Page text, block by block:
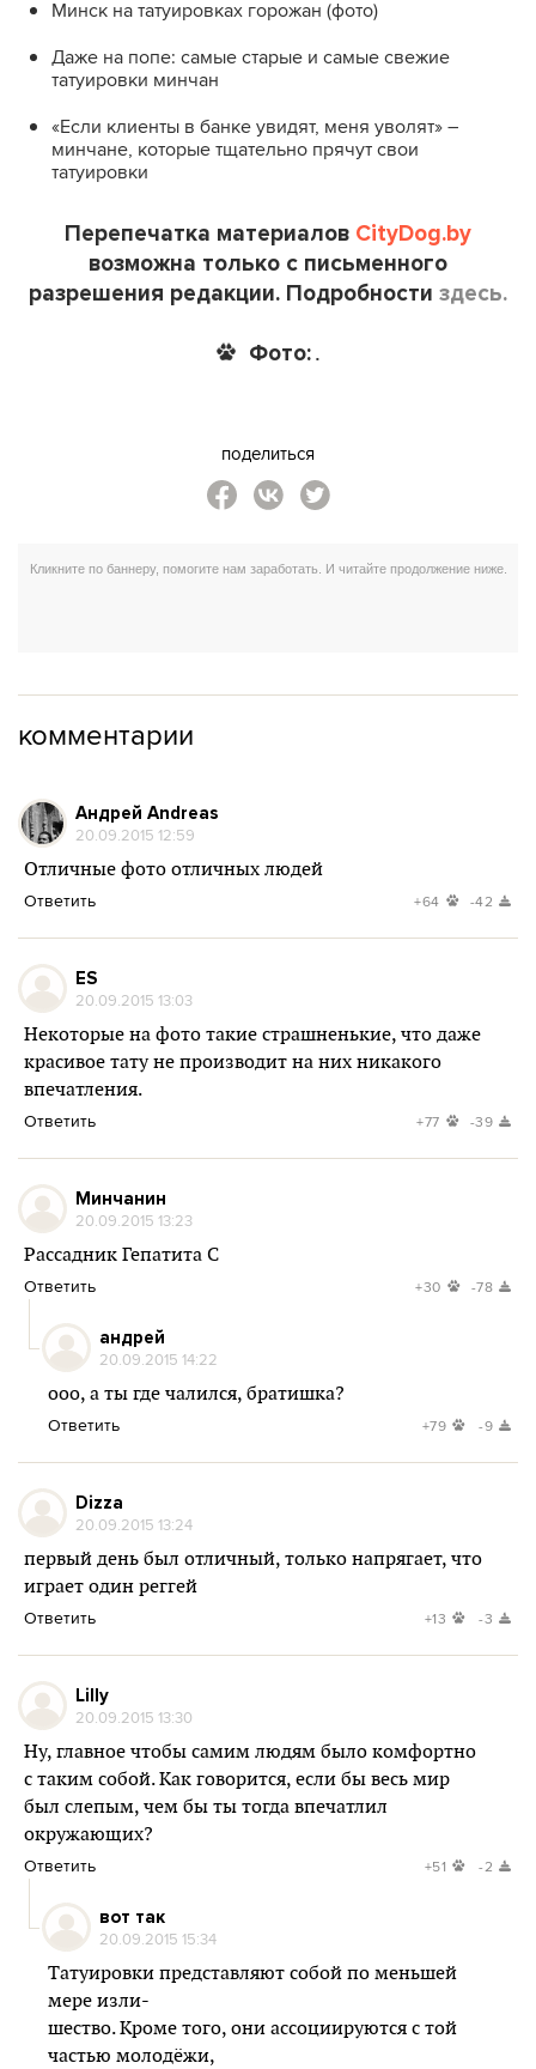
Минск на татуировках горожан (фото)
Даже на попе: самые старые и самые свежие
татуировки минчан
«Если клиенты в банке увидят, меня уволят» –
минчане, которые тщательно прячут свои
татуировки
Перепечатка материалов CityDog.by
возможна только с письменного
разрешения редакции. Подробности здесь.
Фото:.
поделиться
комментарии
Андрей Andreas
20.09.2015 12:59
Отличные фото отличных людей
Ответить +64 -42
ES
20.09.2015 13:03
Некоторые на фото такие страшненькие, что даже
красивое тату не производит на них никакого
впечатления.
Ответить +77 -39
Минчанин
20.09.2015 13:23
Рассадник Гепатита C
Ответить +30 -78
андрей
20.09.2015 14:22
ооо, а ты где чалился, братишка?
Ответить +79 -9
Dizza
20.09.2015 13:24
первый день был отличный, только напрягает, что
играет один реггей
Ответить +13 -3
Lilly
20.09.2015 13:30
Ну, главное чтобы самим людям было комфортно
с таким собой. Как говорится, если бы весь мир
был слепым, чем бы ты тогда впечатлил
окружающих?
Ответить +51 -2
вот так
20.09.2015 15:34
Татуировки представляют собой по меньшей
мере изли-
шество. Кроме того, они ассоциируются с той
частью молодёжи,